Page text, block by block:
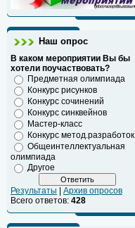
Наш опрос
В каком мероприятии Вы бы
хотели поучаствовать?
Предметная олимпиада
Конкурс рисунков
Конкурс сочинений
Конкурс синквейнов
Мастер-класс
Конкурс метод.разработок
Общеинтеллектуальная
олимпиада
Другое
Результаты
Архив опросов
Всего ответов: 428